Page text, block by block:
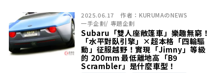
2025.06.17 作者： KURUMAのNEWS
一手企劃/ 專題企劃
Subaru「雙人座敞篷車」樂趣無窮！
「水平對臥引擎」×超本格「四輪驅
動」征服越野！實現「Jimny」等級
的 200mm 最低離地高「B9
Scrambler」是什麼車型！